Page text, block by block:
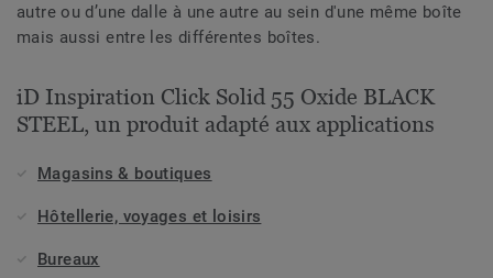
autre ou d’une dalle à une autre au sein d'une même boîte
mais aussi entre les différentes boîtes.
iD Inspiration Click Solid 55 Oxide BLACK
STEEL, un produit adapté aux applications
Magasins & boutiques
Hôtellerie, voyages et loisirs
Bureaux